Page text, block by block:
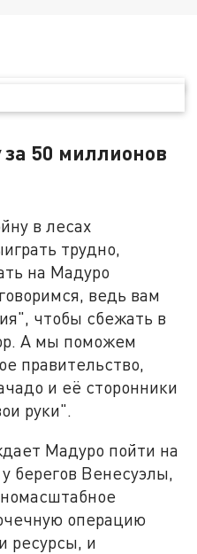
за 50 миллионов
в лесах
трудно,
на Мадуро
ведь вам
чтобы сбежать в
А мы поможем
правительство,
и её сторонники
руки".
Мадуро пойти на
берегов Венесуэлы,
операцию
ресурсы, и